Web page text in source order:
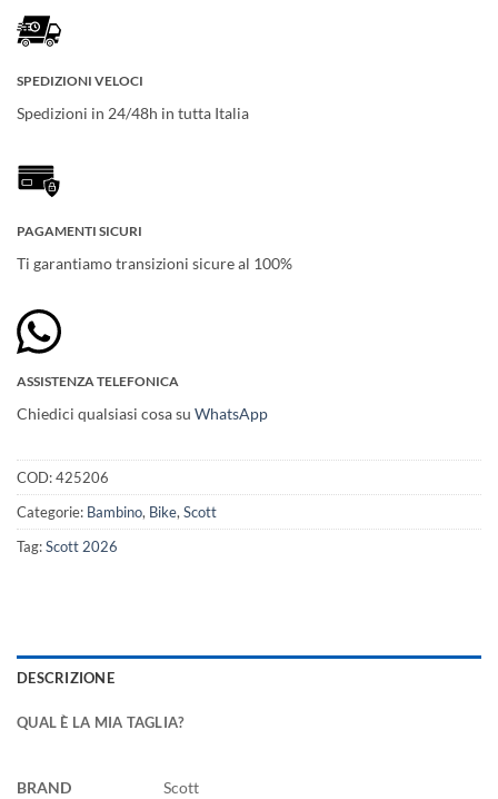
SPEDIZIONI VELOCI
Spedizioni in 24/48h in tutta Italia
PAGAMENTI SICURI
Ti garantiamo transizioni sicure al 100%
ASSISTENZA TELEFONICA
Chiedici qualsiasi cosa su WhatsApp
COD:425206
Categorie: Bambino, Bike, Scott
Tag:Scott 2026
DESCRIZIONE
QUAL È LA MIA TAGLIA?
BRAND Scott